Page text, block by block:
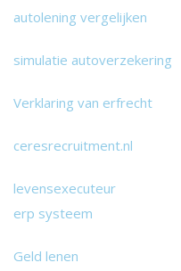
autolening vergelijken
simulatie autoverzekering
Verklaring van erfrecht
ceresrecruitment.nl
levensexecuteur
erp systeem
Geld lenen